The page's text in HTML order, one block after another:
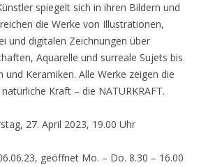
spiegelt sich in ihren Bildern und
die Werke von Illustrationen,
und digitalen Zeichnungen über
Aquarelle und surreale Sujets bis
und Keramiken. Alle Werke zeigen die
Kraft – die NATURKRAFT.
27. April 2023, 19.00 Uhr
geöffnet Mo. – Do. 8.30 – 16.00